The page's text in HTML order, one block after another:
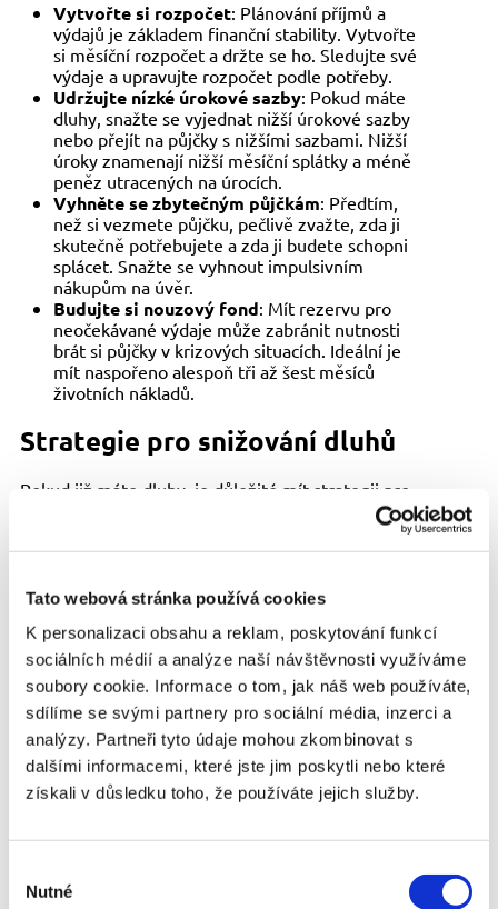
Tato webová stránka používá cookies
K personalizaci obsahu a reklam, poskytování funkcí
sociálních médií a analýze naší návštěvnosti využíváme
soubory cookie. Informace o tom, jak náš web používáte,
sdílíme se svými partnery pro sociální média, inzerci a
analýzy. Partneři tyto údaje mohou zkombinovat s
dalšími informacemi, které jste jim poskytli nebo které
získali v důsledku toho, že používáte jejich služby.
souhlasu
Nutné
Vytvořte si rozpočet: Plánování příjmů a
výdajů je základem finanční stability. Vytvořte
si měsíční rozpočet a držte se ho. Sledujte své
výdaje a upravujte rozpočet podle potřeby.
Udržujte nízké úrokové sazby: Pokud máte
dluhy, snažte se vyjednat nižší úrokové sazby
nebo přejít na půjčky s nižšími sazbami. Nižší
úroky znamenají nižší měsíční splátky a méně
peněz utracených na úrocích.
Vyhněte se zbytečným půjčkám: Předtím,
než si vezmete půjčku, pečlivě zvažte, zda ji
skutečně potřebujete a zda ji budete schopni
splácet. Snažte se vyhnout impulsivním
nákupům na úvěr.
Budujte si nouzový fond: Mít rezervu pro
neočekávané výdaje může zabránit nutnosti
brát si půjčky v krizových situacích. Ideální je
mít naspořeno alespoň tři až šest měsíců
životních nákladů.
Strategie pro snižování dluhů
Pokud již máte dluhy, je důležité mít strategii pro
na splácení nejmenšího dluhu, zatímco platíte
nejmenší dluh splatíte, přesunete se na další
nejmenší dluh. Tento přístup může být
motivační, protože rychle vidíte pokrok.
Metoda laviny
: Zaměřte se na splácení dluhu
s nejvyšší úrokovou sazbou jako první, zatímco
platíte minimální splátky na ostatní dluhy.
Tento přístup může být efektivnější z hlediska
úspor na úrocích.
Konsolidace dluhů: Pokud máte více dluhů,
Refinancování